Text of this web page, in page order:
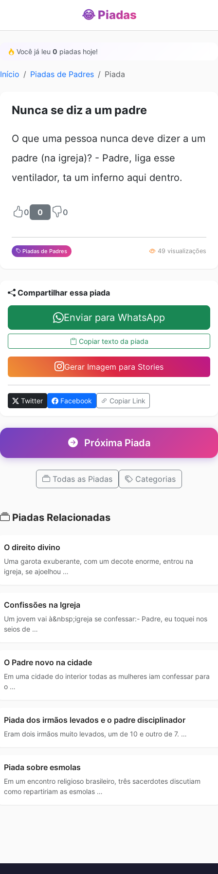
😂 Piadas
Você já leu 0 piadas hoje!
Início Piadas de Padres Piada
Nunca se diz a um padre
O que uma pessoa nunca deve dizer a um
padre (na igreja)? - Padre, liga esse
ventilador, ta um inferno aqui dentro.
0 0 0
Piadas de Padres 49 visualizações
Compartilhar essa piada
Enviar para WhatsApp
Copiar texto da piada
Gerar Imagem para Stories
Twitter Facebook Copiar Link
Próxima Piada
Todas as Piadas Categorias
Piadas Relacionadas
O direito divino
Uma garota exuberante, com um decote enorme, entrou na
igreja, se ajoelhou …
Confissões na Igreja
Um jovem vai à&nbsp;igreja se confessar:- Padre, eu toquei nos
seios de …
O Padre novo na cidade
Em uma cidade do interior todas as mulheres iam confessar para
o …
Piada dos irmãos levados e o padre disciplinador
Eram dois irmãos muito levados, um de 10 e outro de 7. …
Piada sobre esmolas
Em um encontro religioso brasileiro, três sacerdotes discutiam
como repartiriam as esmolas …